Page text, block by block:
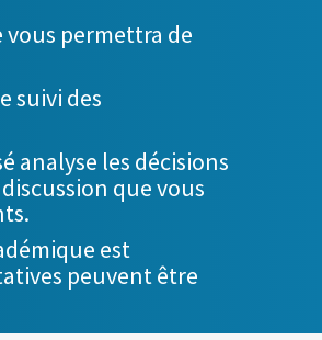
permettra de
suivi des
analyse les décisions
que vous
est
peuvent être